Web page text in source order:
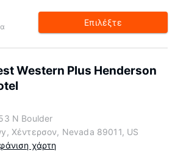
Επιλέξτε
Western Plus Henderson
N Boulder
Χέντερσον, Nevada 89011, US
χάρτη